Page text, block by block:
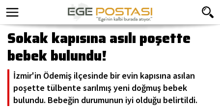
Sokak kapısına asılı poşette
bebek bulundu!
İzmir'in Ödemiş ilçesinde bir evin kapısına asılan
poşette tülbente sarılmış yeni doğmuş bebek
bulundu. Bebeğin durumunun iyi olduğu belirtildi.